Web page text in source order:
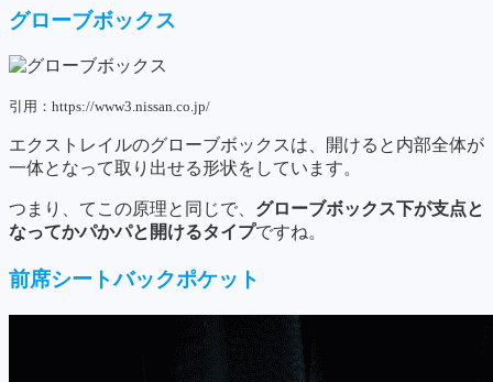
グローブボックス
引用：https://www3.nissan.co.jp/
エクストレイルのグローブボックスは、開けると内部全体が
一体となって取り出せる形状をしています。
つまり、てこの原理と同じで、 グローブボックス下が支点と
なってかパかパと開けるタイプですね。
前席シートバックポケット